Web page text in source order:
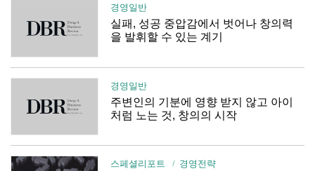
경영일반
실패, 성공 중압감에서 벗어나 창의력
을 발휘할 수 있는 계기
경영일반
주변인의 기분에 영향 받지 않고 아이
처럼 노는 것, 창의의 시작
스페셜리포트 경영전략